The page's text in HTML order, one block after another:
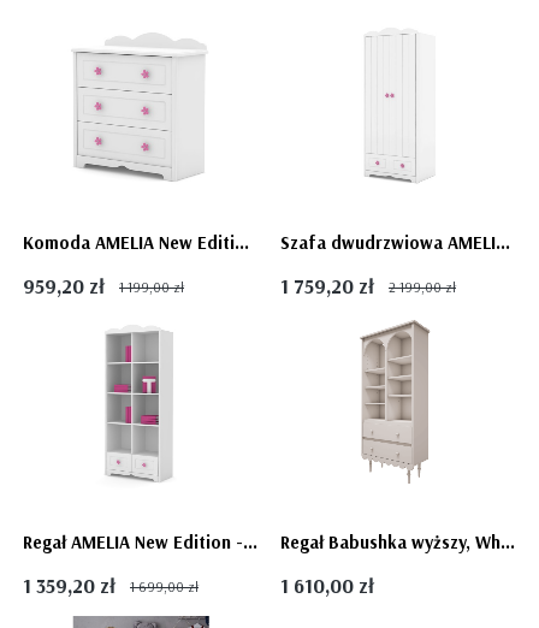
Komoda AMELIA New Edition - pojemna biała komoda dla dziewczynki
959,20 zł 1 199,00 zł
Szafa dwudrzwiowa AMELIA New Edition - biała szafa dostępna od ręki dla dziewczynki
1 759,20 zł 2 199,00 zł
Regał AMELIA New Edition - biały regał dla dziewczynki
1 359,20 zł 1 699,00 zł
Regał Babushka wyższy, White (biały) w stylu retro dla dziecka Babuszka - dostawa gratis
1 610,00 zł